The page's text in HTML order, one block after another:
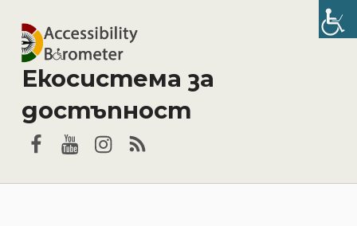
Екосистема за
достъпност
Facebook
YouTube
Instagram
RSS